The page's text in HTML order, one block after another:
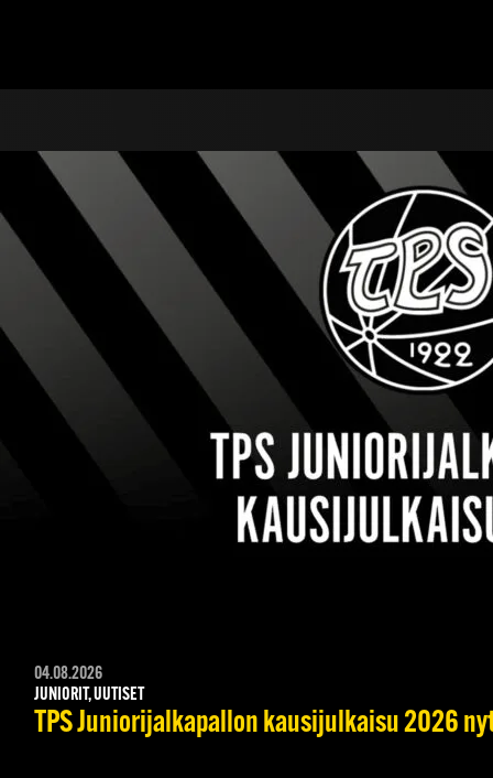
04.08.2026
JUNIORIT, UUTISET
TPS Juniorijalkapallon kausijulkaisu 2026